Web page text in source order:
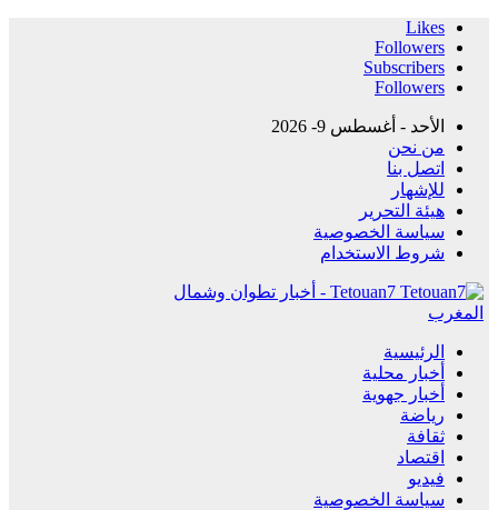
Likes
Followers
Subscribers
Followers
الأحد - أغسطس 9- 2026
من نحن
اتصل بنا
للإشهار
هيئة التحرير
سياسة الخصوصية
شروط الاستخدام
Tetouan7 - أخبار تطوان وشمال
المغرب
الرئيسية
أخبار محلية
أخبار جهوية
رياضة
ثقافة
اقتصاد
فيديو
سياسة الخصوصية